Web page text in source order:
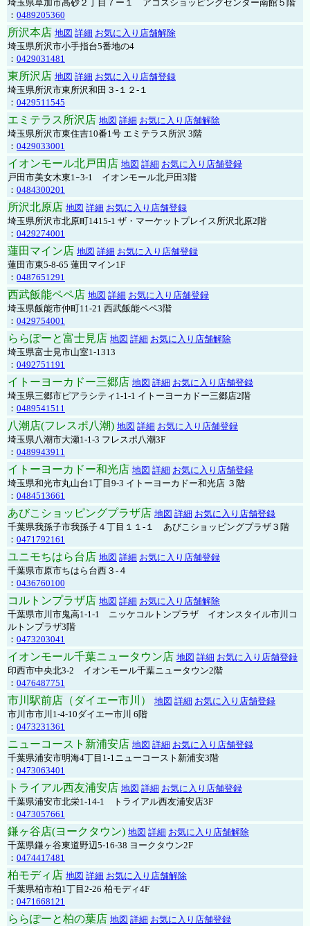
埼玉県草加市高砂２丁目７ー１ アコスショッピングセンター南館５階
： 0489205360
所沢本店 地図 詳細 お気に入り店舗解除
埼玉県所沢市小手指台5番地の4
： 0429031481
東所沢店 地図 詳細 お気に入り店舗登録
埼玉県所沢市東所沢和田３-１２-１
： 0429511545
エミテラス所沢店 地図 詳細 お気に入り店舗解除
埼玉県所沢市東住吉10番1号 エミテラス所沢 3階
： 0429033001
イオンモール北戸田店 地図 詳細 お気に入り店舗登録
戸田市美女木東1ｰ3‐1 イオンモール北戸田3階
： 0484300201
所沢北原店 地図 詳細 お気に入り店舗登録
埼玉県所沢市北原町1415-1 ザ・マーケットプレイス所沢北原2階
： 0429274001
蓮田マイン店 地図 詳細 お気に入り店舗登録
蓮田市東5-8-65 蓮田マイン1F
： 0487651291
西武飯能ペペ店 地図 詳細 お気に入り店舗登録
埼玉県飯能市仲町11-21 西武飯能ペペ3階
： 0429754001
ららぽーと富士見店 地図 詳細 お気に入り店舗解除
埼玉県富士見市山室1-1313
： 0492751191
イトーヨーカドー三郷店 地図 詳細 お気に入り店舗登録
埼玉県三郷市ピアラシティ1-1-1 イトーヨーカドー三郷店2階
： 0489541511
八潮店(フレスポ八潮) 地図 詳細 お気に入り店舗登録
埼玉県八潮市大瀬1-1-3 フレスポ八潮3F
： 0489943911
イトーヨーカドー和光店 地図 詳細 お気に入り店舗登録
埼玉県和光市丸山台1丁目9-3 イトーヨーカドー和光店 ３階
： 0484513661
あびこショッピングプラザ店 地図 詳細 お気に入り店舗登録
千葉県我孫子市我孫子４丁目１１-１ あびこショッピングプラザ３階
： 0471792161
ユニモちはら台店 地図 詳細 お気に入り店舗登録
千葉県市原市ちはら台西３-４
： 0436760100
コルトンプラザ店 地図 詳細 お気に入り店舗解除
千葉県市川市鬼高1-1-1 ニッケコルトンプラザ イオンスタイル市川コ
ルトンプラザ3階
： 0473203041
イオンモール千葉ニュータウン店 地図 詳細 お気に入り店舗登録
印西市中央北3-2 イオンモール千葉ニュータウン2階
： 0476487751
市川駅前店（ダイエー市川） 地図 詳細 お気に入り店舗登録
市川市市川1-4-10ダイエー市川 6階
： 0473231361
ニューコースト新浦安店 地図 詳細 お気に入り店舗登録
千葉県浦安市明海4丁目1-1ニューコースト新浦安3階
： 0473063401
トライアル西友浦安店 地図 詳細 お気に入り店舗登録
千葉県浦安市北栄1-14-1 トライアル西友浦安店3F
： 0473057661
鎌ヶ谷店(ヨークタウン) 地図 詳細 お気に入り店舗解除
千葉県鎌ヶ谷東道野辺5-16-38 ヨークタウン2F
： 0474417481
柏モディ店 地図 詳細 お気に入り店舗解除
千葉県柏市柏1丁目2-26 柏モディ4F
： 0471668121
ららぽーと柏の葉店 地図 詳細 お気に入り店舗登録